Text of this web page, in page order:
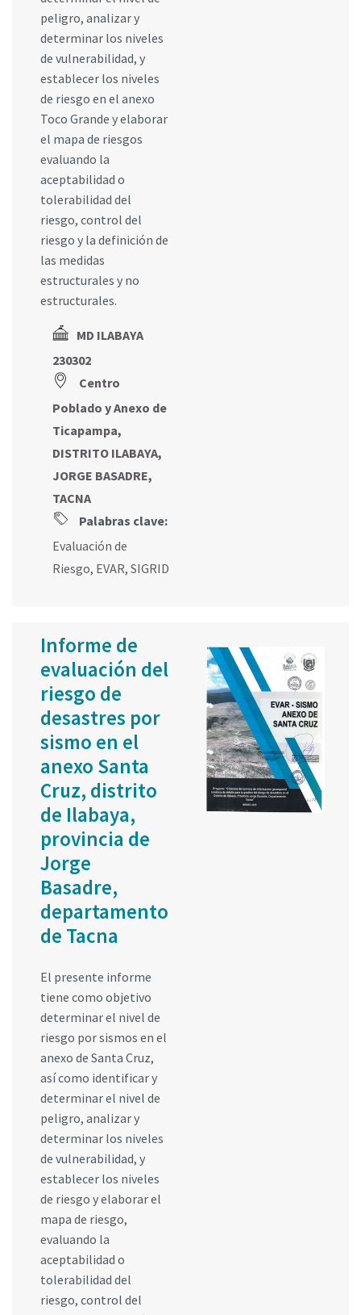
peligro, analizar y
determinar los niveles
de vulnerabilidad, y
establecer los niveles
de riesgo en el anexo
Toco Grande y elaborar
el mapa de riesgos
evaluando la
aceptabilidad o
tolerabilidad del
riesgo, control del
riesgo y la definición de
las medidas
estructurales y no
estructurales.
MD ILABAYA
230302
Centro
Poblado y Anexo de
Ticapampa,
DISTRITO ILABAYA,
JORGE BASADRE,
TACNA
Palabras clave:
Evaluación de
Riesgo, EVAR, SIGRID
Informe de
evaluación del
riesgo de
desastres por
sismo en el
anexo Santa
Cruz, distrito
de Ilabaya,
provincia de
Jorge
Basadre,
departamento
de Tacna
El presente informe
tiene como objetivo
determinar el nivel de
riesgo por sismos en el
anexo de Santa Cruz,
así como identificar y
determinar el nivel de
peligro, analizar y
determinar los niveles
de vulnerabilidad, y
establecer los niveles
de riesgo y elaborar el
mapa de riesgo,
evaluando la
aceptabilidad o
tolerabilidad del
riesgo, control del